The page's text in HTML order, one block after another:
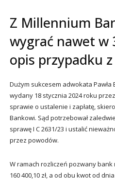
Z Millennium
wygrać nawet w
opis przypadku z
Dużym sukcesem adwokata
wydany 18 stycznia 2024 roku
sprawie o ustalenie i zapłatę,
Bankowi. Sąd potrzebował
sprawę I C 2631/23 i ustalić
przez powodów.
W ramach rozliczeń pozwany bank
160 400,10 zł, a od obu kwot od